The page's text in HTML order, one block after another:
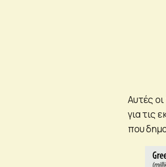
Αυτές
για τις
που